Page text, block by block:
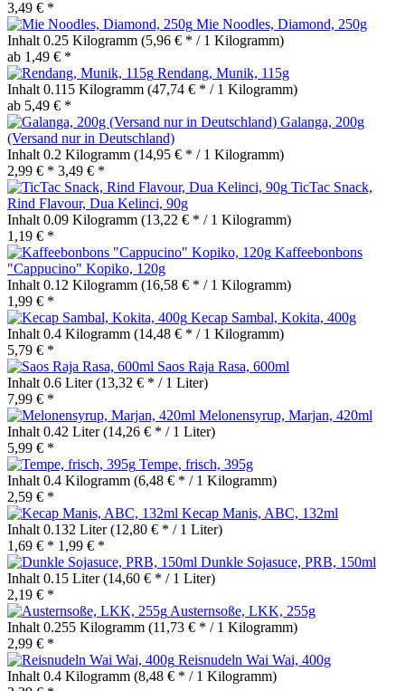
3,49 € *
Mie Noodles, Diamond, 250g
Inhalt 0.25 Kilogramm (5,96 € * / 1 Kilogramm)
ab 1,49 € *
Rendang, Munik, 115g
Inhalt 0.115 Kilogramm (47,74 € * / 1 Kilogramm)
ab 5,49 € *
Galanga, 200g
(Versand nur in Deutschland)
Inhalt 0.2 Kilogramm (14,95 € * / 1 Kilogramm)
2,99 € * 3,49 € *
TicTac Snack,
Rind Flavour, Dua Kelinci, 90g
Inhalt 0.09 Kilogramm (13,22 € * / 1 Kilogramm)
1,19 € *
Kaffeebonbons
"Cappucino" Kopiko, 120g
Inhalt 0.12 Kilogramm (16,58 € * / 1 Kilogramm)
1,99 € *
Kecap Sambal, Kokita, 400g
Inhalt 0.4 Kilogramm (14,48 € * / 1 Kilogramm)
5,79 € *
Saos Raja Rasa, 600ml
Inhalt 0.6 Liter(13,32 € * / 1 Liter)
7,99 € *
Melonensyrup, Marjan, 420ml
Inhalt 0.42 Liter(14,26 € * / 1 Liter)
5,99 € *
Tempe, frisch, 395g
Inhalt 0.4 Kilogramm (6,48 € * / 1 Kilogramm)
2,59 € *
Kecap Manis, ABC, 132ml
Inhalt 0.132 Liter(12,80 € * / 1 Liter)
1,69 € * 1,99 € *
Dunkle Sojasuce, PRB, 150ml
Inhalt 0.15 Liter(14,60 € * / 1 Liter)
2,19 € *
Austernsoße, LKK, 255g
Inhalt 0.255 Kilogramm (11,73 € * / 1 Kilogramm)
2,99 € *
Reisnudeln Wai Wai, 400g
Inhalt 0.4 Kilogramm (8,48 € * / 1 Kilogramm)